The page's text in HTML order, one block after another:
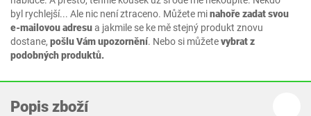
byl rychlejší... Ale nic není ztraceno. Můžete minahoře zadat svou
e-mailovou adresua jakmile se ke mě stejný produkt znovu
dostane, pošlu Vám upozornění. Nebo si můžetevybrat z
podobných produktů.
Popis zboží